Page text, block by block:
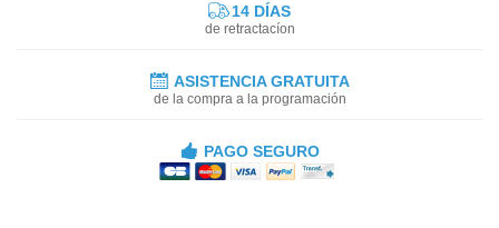
14 DÍAS
de retractacíon
ASISTENCIA GRATUITA
de la compra a la programación
PAGO SEGURO